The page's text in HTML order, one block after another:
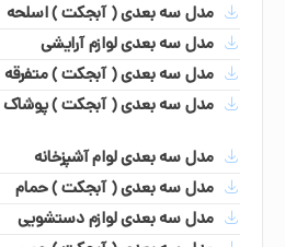
مدل سه بعدی ( آبجکت ) اسلحه
مدل سه بعدی لوازم آرایشی
مدل سه بعدی ( آبجکت ) متفرقه
مدل سه بعدی ( آبجکت ) پوشاک
مدل سه بعدی لوام آشپزخانه
مدل سه بعدی ( آبجکت ) حمام
مدل سه بعدی لوازم دستشویی